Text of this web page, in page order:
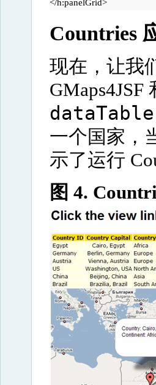
</h:panelGrid>
Countries
现在，让我
dataTable
一个国家，
示了运行
图 4.